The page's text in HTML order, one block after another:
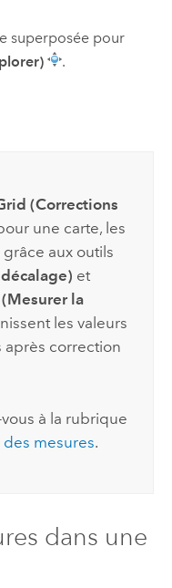
superposée pour
.
(Corrections
une carte, les
aux outils
et
la
les valeurs
après correction
à la rubrique
mesures.
dans une